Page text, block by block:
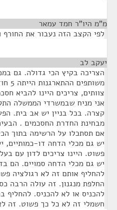
מ"מ היו"ר חמד עמאר
לפי הקצב הזה נעבור את החורף
יעקב לב
הצריכה בקיץ הכי גדולה. גם
אני מניח שבמשרדי הממשלה
קצרה. בכל בניין יש אב בית.
מבחינת החדרת החסכמים .
אם תסתכלו על הרשימה בתוך
יש גם מכלי הדחה דו-כמותיים,
פשוט. היינו צריכים לדון עם
יש גם מכלי הדחה סמויים. הם
להחליף אותם זה לא רגולציה
החלפת מנגנון. זה עולה הרבה
להכניס או לא להכניס. להחליף
חשמלי זה לא כל כך פשוט. זה